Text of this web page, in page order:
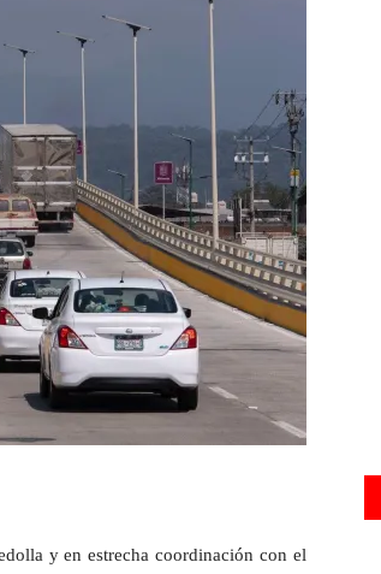
y en estrecha coordinación con el